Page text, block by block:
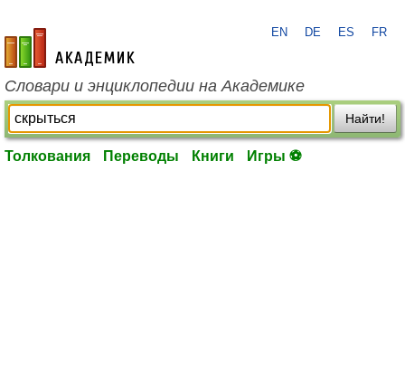
academic.ru
EN DE ES FR
Словари и энциклопедии на Академике
Найти!
Толкования Переводы Книги Игры ⚽